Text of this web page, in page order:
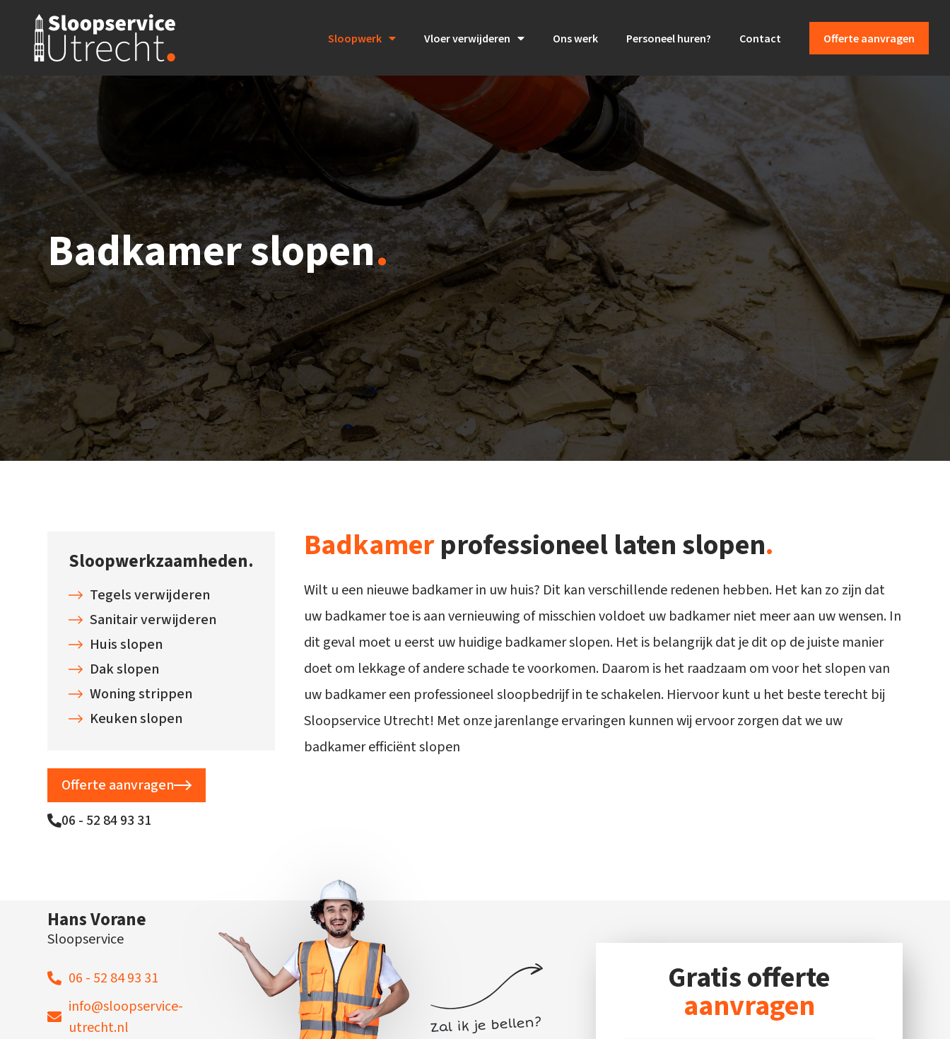
Sloopwerk Vloer verwijderen Ons werk Personeel huren? Contact Offerte aanvragen
Badkamer slopen.
Sloopwerkzaamheden.
Tegels verwijderen
Sanitair verwijderen
Huis slopen
Dak slopen
Woning strippen
Keuken slopen
Offerte aanvragen
06 - 52 84 93 31
Badkamerprofessioneel laten slopen.
Wilt u een nieuwe badkamer in uw huis? Dit kan verschillende redenen hebben. Het kan zo zijn dat
uw badkamer toe is aan vernieuwing of misschien voldoet uw badkamer niet meer aan uw wensen. In
dit geval moet u eerst uw huidige badkamer slopen. Het is belangrijk dat je dit op de juiste manier
doet om lekkage of andere schade te voorkomen. Daarom is het raadzaam om voor het slopen van
uw badkamer een professioneel sloopbedrijf in te schakelen. Hiervoor kunt u het beste terecht bij
Sloopservice Utrecht! Met onze jarenlange ervaringen kunnen wij ervoor zorgen dat we uw
badkamer efficiënt slopen
Hans Vorane
Sloopservice
06 - 52 84 93 31
info@sloopservice-
utrecht.nl
Gratis offerte
aanvragen